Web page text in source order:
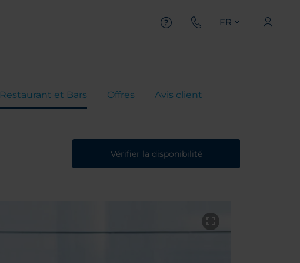
FR
Restaurant et Bars Offres Avis client
Vérifier la disponibilité